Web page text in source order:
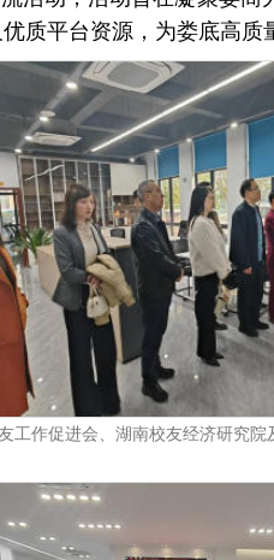
质平台资源，为娄底高质
工作促进会、湖南校友经济研究